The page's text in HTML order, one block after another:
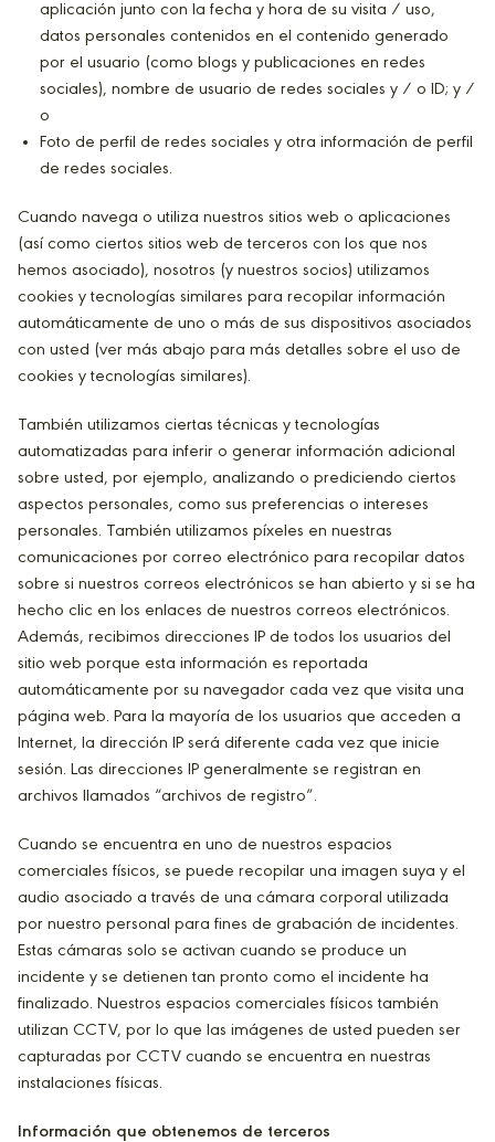
aplicación junto con la fecha y hora de su visita / uso,
datos personales contenidos en el contenido generado
por el usuario (como blogs y publicaciones en redes
sociales), nombre de usuario de redes sociales y / o ID; y /
o
Foto de perfil de redes sociales y otra información de perfil
de redes sociales.
Cuando navega o utiliza nuestros sitios web o aplicaciones
(así como ciertos sitios web de terceros con los que nos
hemos asociado), nosotros (y nuestros socios) utilizamos
cookies y tecnologías similares para recopilar información
automáticamente de uno o más de sus dispositivos asociados
con usted (ver más abajo para más detalles sobre el uso de
cookies y tecnologías similares).
También utilizamos ciertas técnicas y tecnologías
automatizadas para inferir o generar información adicional
sobre usted, por ejemplo, analizando o prediciendo ciertos
aspectos personales, como sus preferencias o intereses
personales. También utilizamos píxeles en nuestras
comunicaciones por correo electrónico para recopilar datos
sobre si nuestros correos electrónicos se han abierto y si se ha
hecho clic en los enlaces de nuestros correos electrónicos.
Además, recibimos direcciones IP de todos los usuarios del
sitio web porque esta información es reportada
automáticamente por su navegador cada vez que visita una
página web. Para la mayoría de los usuarios que acceden a
Internet, la dirección IP será diferente cada vez que inicie
sesión. Las direcciones IP generalmente se registran en
archivos llamados “archivos de registro”.
Cuando se encuentra en uno de nuestros espacios
comerciales físicos, se puede recopilar una imagen suya y el
audio asociado a través de una cámara corporal utilizada
por nuestro personal para fines de grabación de incidentes.
Estas cámaras solo se activan cuando se produce un
incidente y se detienen tan pronto como el incidente ha
finalizado. Nuestros espacios comerciales físicos también
utilizan CCTV, por lo que las imágenes de usted pueden ser
capturadas por CCTV cuando se encuentra en nuestras
instalaciones físicas.
Información que obtenemos de terceros